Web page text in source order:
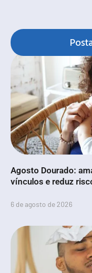
Agosto Dourado:
vínculos e reduz
6 de agosto de 2026